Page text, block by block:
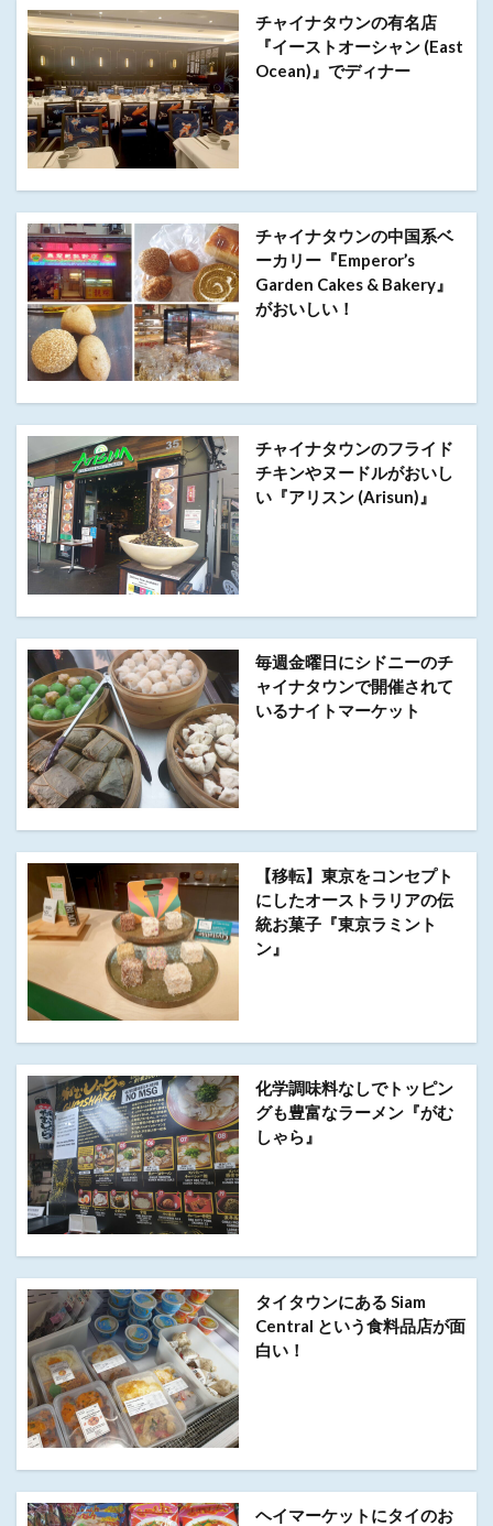
チャイナタウンの有名店
『イーストオーシャン (East
Ocean)』でディナー
チャイナタウンの中国系ベ
ーカリー『Emperor’s
Garden Cakes & Bakery』
がおいしい！
チャイナタウンのフライド
チキンやヌードルがおいし
い『アリスン (Arisun)』
毎週金曜日にシドニーのチ
ャイナタウンで開催されて
いるナイトマーケット
【移転】東京をコンセプト
にしたオーストラリアの伝
統お菓子『東京ラミント
ン』
化学調味料なしでトッピン
グも豊富なラーメン『がむ
しゃら』
タイタウンにある Siam
Central という食料品店が面
白い！
ヘイマーケットにタイのお